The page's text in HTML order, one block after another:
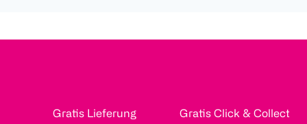
Gratis Lieferung
Gratis Click & Collect